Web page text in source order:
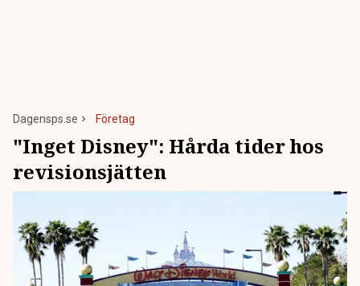
Dagensps.se Företag
"Inget Disney": Hårda tider hos
revisionsjätten